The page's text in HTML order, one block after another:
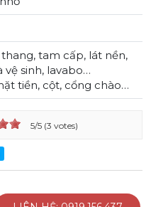
tam cấp, lát nền,
vệ sinh, lavabo…
tiền, cột, cổng chào…
5/5 (3 votes)